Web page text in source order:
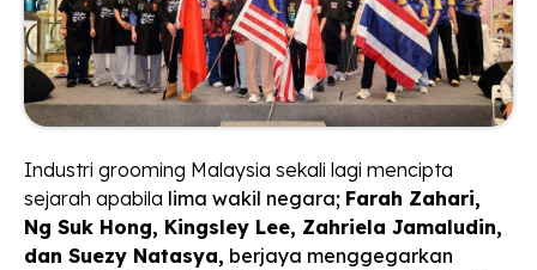
Industri grooming Malaysia sekali lagi mencipta
sejarah apabila lima wakil negara; Farah Zahari,
Ng Suk Hong, Kingsley Lee, Zahriela Jamaludin,
dan Suezy Natasya, berjaya menggegarkan